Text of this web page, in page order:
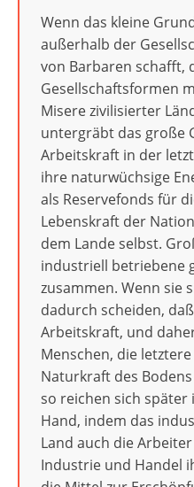
Wenn das kleine
außerhalb der
von Barbaren schafft,
Gesellschaftsformen
Misere zivilisierter
untergräbt das große
Arbeitskraft in der
ihre naturwüchsige
als Reservefonds für
Lebenskraft der
dem Lande selbst.
industriell betriebene
zusammen. Wenn sie
dadurch scheiden,
Arbeitskraft, und
Menschen, die
Naturkraft des
so reichen sich später
Hand, indem das
Land auch die
Industrie und Handel